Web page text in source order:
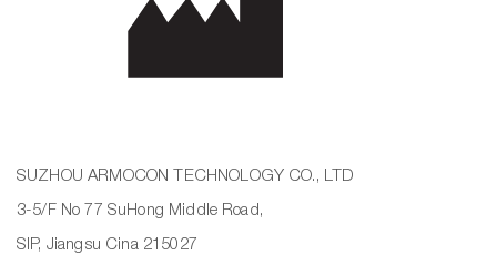
SUZHOU ARMOCON TECHNOLOGY CO., LTD
3-5/F No 77 SuHong Middle Road,
SIP, Jiangsu Cina 215027